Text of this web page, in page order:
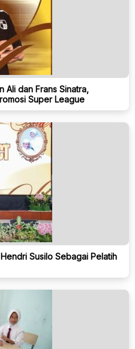
Ali dan Frans Sinatra,
Super League
Susilo Sebagai Pelatih